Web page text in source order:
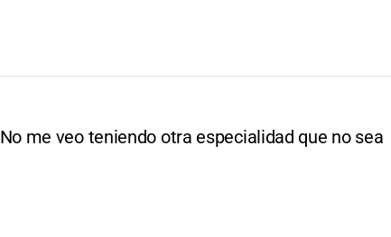
me veo teniendo otra especialidad que no sea